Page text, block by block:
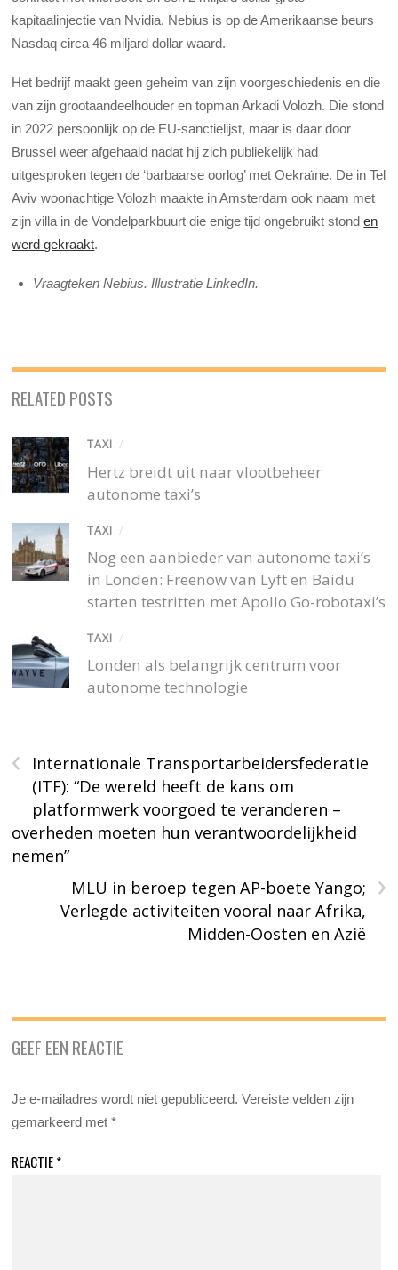
kapitaalinjectie van Nvidia. Nebius is op de Amerikaanse beurs
Nasdaq circa 46 miljard dollar waard.
Het bedrijf maakt geen geheim van zijn voorgeschiedenis en die
van zijn grootaandeelhouder en topman Arkadi Volozh. Die stond
in 2022 persoonlijk op de EU-sanctielijst, maar is daar door
Brussel weer afgehaald nadat hij zich publiekelijk had
uitgesproken tegen de ‘barbaarse oorlog’ met Oekraïne. De in Tel
Aviv woonachtige Volozh maakte in Amsterdam ook naam met
zijn villa in de Vondelparkbuurt die enige tijd ongebruikt stonden
werd gekraakt.
Vraagteken Nebius. Illustratie LinkedIn.
RELATED POSTS
TAXI /
Hertz breidt uit naar vlootbeheer
autonome taxi’s
TAXI /
Nog een aanbieder van autonome taxi’s
in Londen: Freenow van Lyft en Baidu
starten testritten met Apollo Go-robotaxi’s
TAXI /
Londen als belangrijk centrum voor
autonome technologie
‹
Internationale Transportarbeidersfederatie
(ITF): “De wereld heeft de kans om
platformwerk voorgoed te veranderen –
overheden moeten hun verantwoordelijkheid
nemen”
›
MLU in beroep tegen AP-boete Yango;
Verlegde activiteiten vooral naar Afrika,
Midden-Oosten en Azië
GEEF EEN REACTIE
Je e-mailadres wordt niet gepubliceerd. Vereiste velden zijn
gemarkeerd met*
REACTIE*